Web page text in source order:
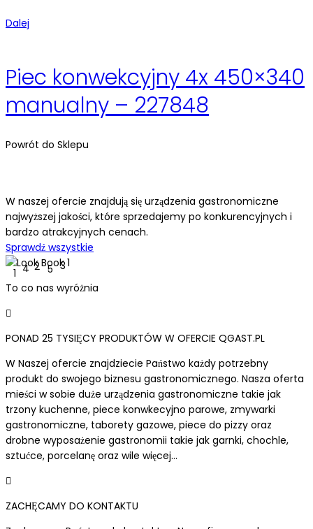
Dalej
Piec konwekcyjny 4x 450×340
manualny – 227848
Powrót do Sklepu
Odkryj
W naszej ofercie znajdują się urządzenia gastronomiczne
najwyższej jakości, które sprzedajemy po konkurencyjnych i
bardzo atrakcyjnych cenach.
Sprawdź wszystkie
1
2 3
4
5
To co nas wyróżnia
PONAD 25 TYSIĘCY PRODUKTÓW W OFERCIE QGAST.PL
W Naszej ofercie znajdziecie Państwo każdy potrzebny
produkt do swojego biznesu gastronomicznego. Nasza oferta
mieści w sobie duże urządzenia gastronomiczne takie jak
trzony kuchenne, piece konwkecyjno parowe, zmywarki
gastronomiczne, taborety gazowe, piece do pizzy oraz
drobne wyposażenie gastronomii takie jak garnki, chochle,
sztućce, porcelanę oraz wile więcej...
ZACHĘCAMY DO KONTAKTU